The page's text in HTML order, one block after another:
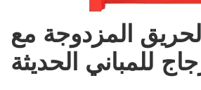
المزدوجة مع
للمباني الحديثة